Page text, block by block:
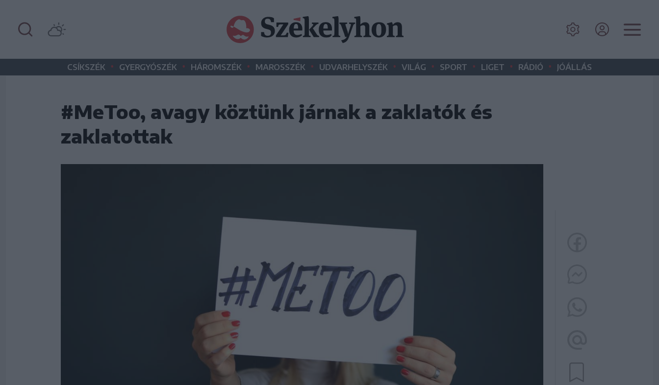
CSÍKSZÉK • GYERGYÓSZÉK • HÁROMSZÉK • MAROSSZÉK • UDVARHELYSZÉK • VILÁG • SPORT • LIGET • RÁDIÓ • JÓÁLLÁS
#MeToo, avagy köztünk járnak a zaklatók és
zaklatottak